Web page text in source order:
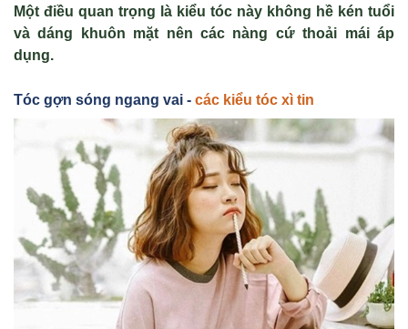
Một điều quan trọng là kiểu tóc này không hề kén tuổi
và dáng khuôn mặt nên các nàng cứ thoải mái áp
dụng.
Tóc gợn sóng ngang vai - các kiểu tóc xì tin